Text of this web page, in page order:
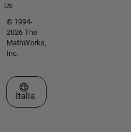
Us
© 1994-
2026 The
MathWorks,
Inc.
Seleziona un sito web
Italia